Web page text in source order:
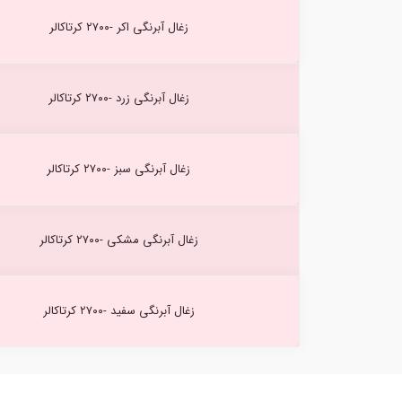
زغال آبرنگی اکر -۲۷۰۰ کرتاکالر
زغال آبرنگی زرد -۲۷۰۰ کرتاکالر
زغال آبرنگی سبز -۲۷۰۰ کرتاکالر
زغال آبرنگی مشکی -۲۷۰۰ کرتاکالر
زغال آبرنگی سفید -۲۷۰۰ کرتاکالر